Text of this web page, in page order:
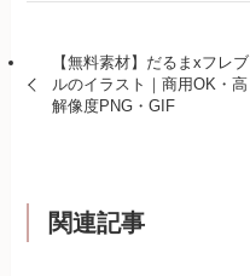
【無料素材】だるまxフレブ
ルのイラスト｜商用OK・高
解像度PNG・GIF
関連記事